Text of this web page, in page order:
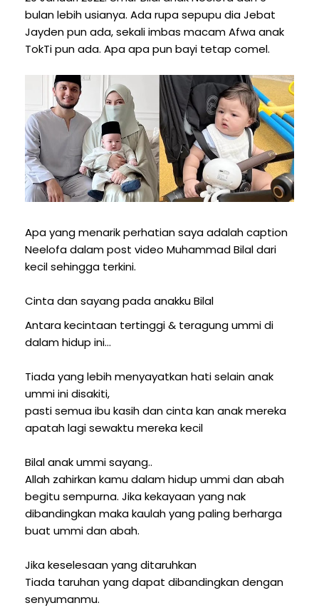
bulan lebih usianya. Ada rupa sepupu dia Jebat
Jayden pun ada, sekali imbas macam Afwa anak
TokTi pun ada. Apa apa pun bayi tetap comel.
Apa yang menarik perhatian saya adalah caption
Neelofa dalam post video Muhammad Bilal dari
kecil sehingga terkini.
Cinta dan sayang pada anakku Bilal
Antara kecintaan tertinggi & teragung ummi di
dalam hidup ini…
Tiada yang lebih menyayatkan hati selain anak
ummi ini disakiti,
pasti semua ibu kasih dan cinta kan anak mereka
apatah lagi sewaktu mereka kecil
Bilal anak ummi sayang..
Allah zahirkan kamu dalam hidup ummi dan abah
begitu sempurna. Jika kekayaan yang nak
dibandingkan maka kaulah yang paling berharga
buat ummi dan abah.
Jika keselesaan yang ditaruhkan
Tiada taruhan yang dapat dibandingkan dengan
senyumanmu.